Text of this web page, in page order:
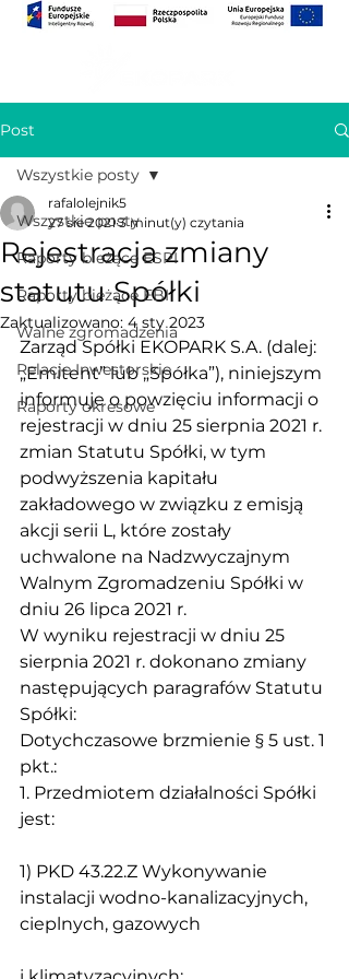
Post
Wszystkie posty
Raporty bieżące ESPI
Raporty bieżące EBI
Walne zgromadzenia
Relacje Inwestorskie
Raporty okresowe
Wszystkie posty
Rejestracja zmiany
statutu Spółki
rafalolejnik5
27 sie 2021 3 minut(y) czytania
Zaktualizowano: 4 sty 2023
Zarząd Spółki EKOPARK S.A. (dalej:
„Emitent” lub „Spółka”), niniejszym
informuje o powzięciu informacji o
rejestracji w dniu 25 sierpnia 2021 r.
zmian Statutu Spółki, w tym
podwyższenia kapitału
zakładowego w związku z emisją
akcji serii L, które zostały
uchwalone na Nadzwyczajnym
Walnym Zgromadzeniu Spółki w
dniu 26 lipca 2021 r.
W wyniku rejestracji w dniu 25
sierpnia 2021 r. dokonano zmiany
następujących paragrafów Statutu
Spółki:
Dotychczasowe brzmienie § 5 ust. 1
pkt.:
1. Przedmiotem działalności Spółki
jest:
1) PKD 43.22.Z Wykonywanie
instalacji wodno-kanalizacyjnych,
cieplnych, gazowych